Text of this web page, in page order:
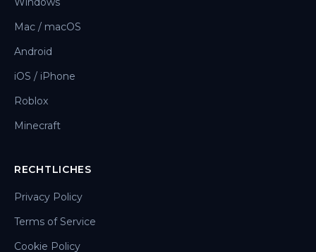
Mac / macOS
Android
iOS / iPhone
Roblox
Minecraft
RECHTLICHES
Privacy Policy
Terms of Service
Cookie Policy